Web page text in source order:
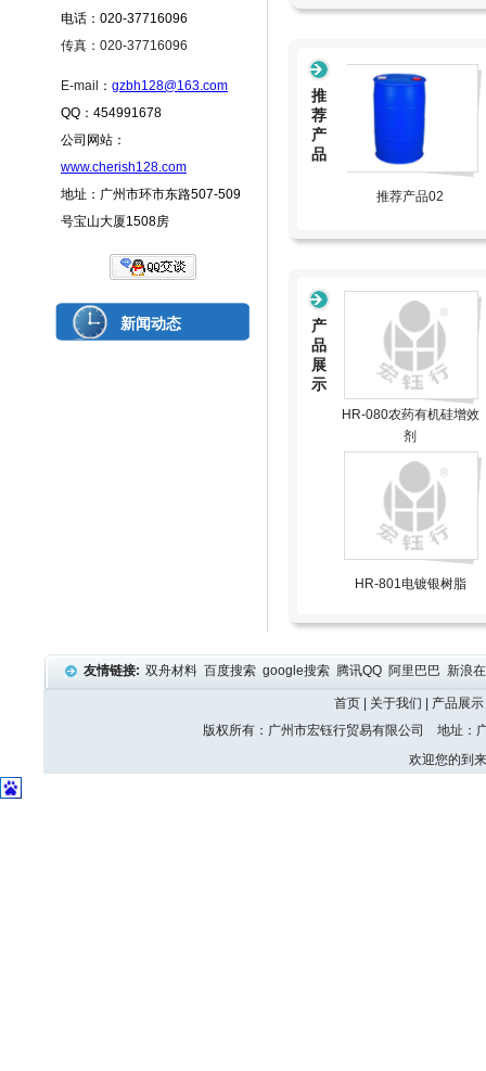
电话：020-37716096
传真：020-37716096
E-mail ： gzbh128@163.com
QQ：454991678
公司网站：
www.cherish128.com
地址：广州市环市东路507-509
号宝山大厦1508房
新闻动态
推
荐
产
品
推荐产品01 推荐产品02
产
品
展
示
HR-080农药有机硅增效
剂
HR-801电镀银树脂
友情链接: 双舟材料 百度搜索 google搜索 腾讯QQ 阿里巴巴 新浪
首页 关于我们 产品展示
版权所有：广州市宏钰行贸易有限公司 地址
欢迎您的到